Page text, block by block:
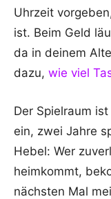
Uhrzeit
ist. Beim Geld
da in deinem
dazu, wie viel
Der Spielraum
ein, zwei Jahre
Hebel: Wer
heimkommt,
nächsten Mal